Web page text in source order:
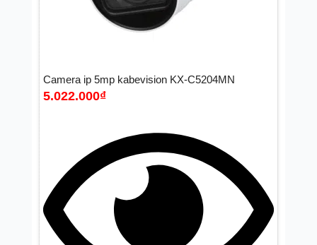
Camera ip 5mp kabevision KX-C5204MN
5.022.000₫